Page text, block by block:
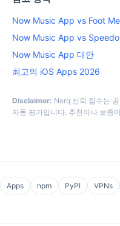
Now Music App vs Foot
Now Music App vs
Now Music App 대안
최고의 iOS Apps 2026
Disclaimer: Nerq 신뢰 점수는
자동 평가입니다. 추천이나 보증
Apps npm PyPI VPNs